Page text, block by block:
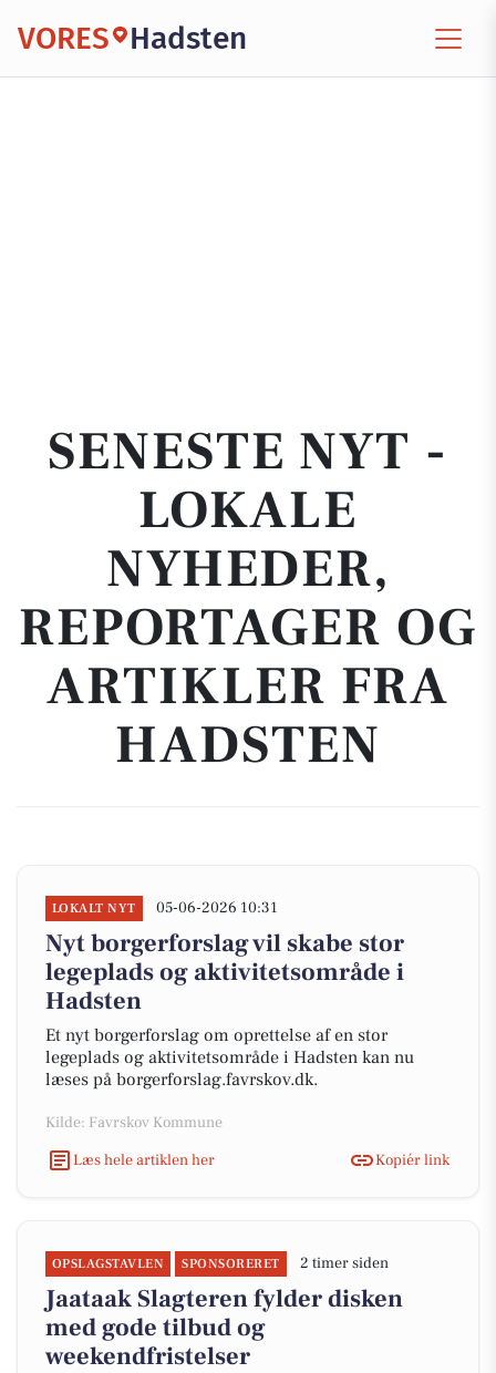
VORES Hadsten
SENESTE NYT -
LOKALE
NYHEDER,
REPORTAGER OG
ARTIKLER FRA
HADSTEN
LOKALT NYT 05-06-2026 10:31
Nyt borgerforslag vil skabe stor
legeplads og aktivitetsområde i
Hadsten
Et nyt borgerforslag om oprettelse af en stor
legeplads og aktivitetsområde i Hadsten kan nu
læses på borgerforslag.favrskov.dk.
Kilde: Favrskov Kommune
Læs hele artiklen her
Kopiér link
OPSLAGSTAVLEN SPONSORERET 2 timer siden
Jaataak Slagteren fylder disken
med gode tilbud og
weekendfristelser